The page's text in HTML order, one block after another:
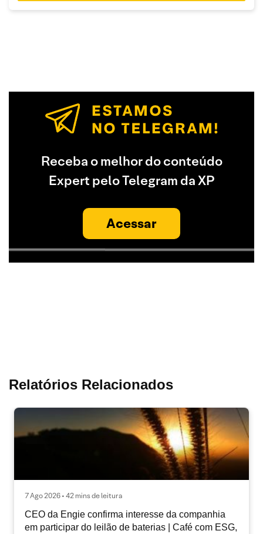
Receba o melhor do conteúdo
Expert pelo Telegram da XP
Acessar
Relatórios Relacionados
7 Ago 2026 • 42 mins de leitura
CEO da Engie confirma interesse da companhia
em participar do leilão de baterias | Café com ESG,